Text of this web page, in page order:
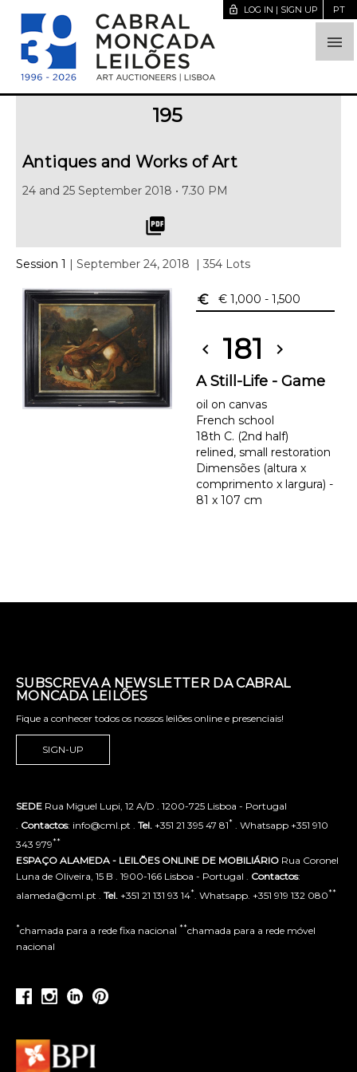

lock_open LOG IN | SIGN UP PT
195
Antiques and Works of Art
24 and 25 September 2018 • 7.30 PM
picture_as_pdf
Session 1 | September 24, 2018 | 354 Lots
euro_symbol € 1,000 - 1,500
chevron_left 181 chevron_right
A Still-Life - Game
oil on canvas
French school
18th C. (2nd half)
relined, small restoration
Dimensões (altura x
comprimento x largura) -
81 x 107 cm
SUBSCREVA A NEWSLETTER DA CABRAL
MONCADA LEILÕES
Fique a conhecer todos os nossos leilões online e presenciais!
SIGN-UP
SEDE Rua Miguel Lupi, 12 A/D . 1200-725 Lisboa - Portugal
Contactos: info@cml.pt . Tel. +351 21 395 47 81* . Whatsapp +351 910
343 979**
ESPAÇO ALAMEDA - LEILÕES ONLINE DE MOBILIÁRIO Rua Coronel
Luna de Oliveira, 15 B . 1900-166 Lisboa - Portugal . Contactos:
alameda@cml.pt . Tel. +351 21 131 93 14* . Whatsapp. +351 919 132 080**
*chamada para a rede fixa nacional **chamada para a rede móvel
nacional